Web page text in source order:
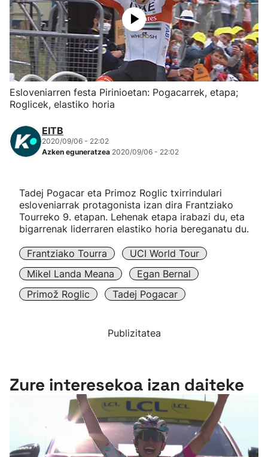
Herri-kirolak
Eskubaloia
Kirolak 360
Mendi-lasterketak
"Helmuga"
Esloveniarren festa Pirinioetan: Pogacarrek, etapa;
Roglicek, elastiko horia
EITB
2020/09/06 - 22:02
Azken eguneratzea 2020/09/06 - 22:02
Tadej Pogacar eta Primoz Roglic txirrindulari
esloveniarrak protagonista izan dira Frantziako
Tourreko 9. etapan. Lehenak etapa irabazi du, eta
bigarrenak liderraren elastiko horia bereganatu du.
Frantziako Tourra
UCI World Tour
Mikel Landa Meana
Egan Bernal
Primož Roglic
Tadej Pogacar
Publizitatea
Zure interesekoa izan daiteke